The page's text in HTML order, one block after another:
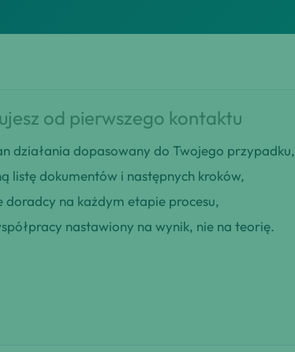
od pierwszego kontaktu
działania dopasowany do Twojego przypadku,
listę dokumentów i następnych kroków,
doradcy na każdym etapie procesu,
nastawiony na wynik, nie na teorię.